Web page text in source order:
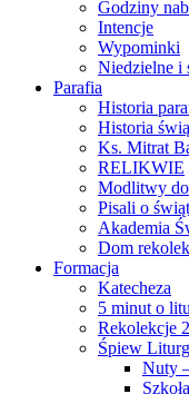
Godziny
Intencje
Wypominki
Niedzielne i
Parafia
Historia
Historia
Ks. Mitrat
RELIKWIE
Modlitwy
Pisali o
Akademia
Dom
Formacja
Katecheza
5 minut o
Rekolekcje
Śpiew
Nuty